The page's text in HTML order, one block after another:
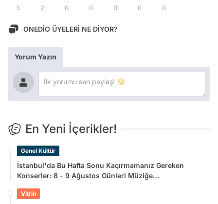
3 2 0 0 0 0 0
ONEDİO ÜYELERİ NE DİYOR?
Yorum Yazın
En Yeni İçerikler!
Genel Kültür
İstanbul'da Bu Hafta Sonu Kaçırmamanız Gereken
Konserler: 8 - 9 Ağustos Günleri Müziğe
Vitrin